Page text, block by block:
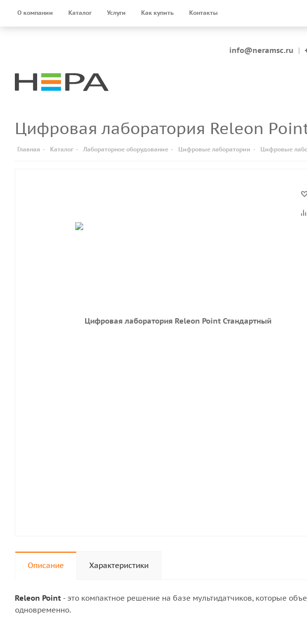
О компании Каталог Услуги Как купить Контакты
info@neramsc.ru |
Цифровая лаборатория Releon
Главная - Каталог - Лабораторное оборудование - Цифровые лаборатории - Цифровые
Описание Характеристики
Releon Point - это компактное решение на базе мультидатчиков, которые
одновременно.